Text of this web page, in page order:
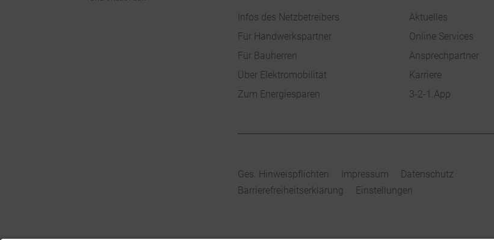
Infos des Netzbetreibers
Für Handwerkspartner
Für Bauherren
Über Elektromobilität
Zum Energiesparen
Aktuelles
Online Services
Ansprechpartner
Karriere
3-2-1.App
Ges. Hinweispflichten Impressum
Datenschutz
Barrierefreiheitserklärung
Einstellungen